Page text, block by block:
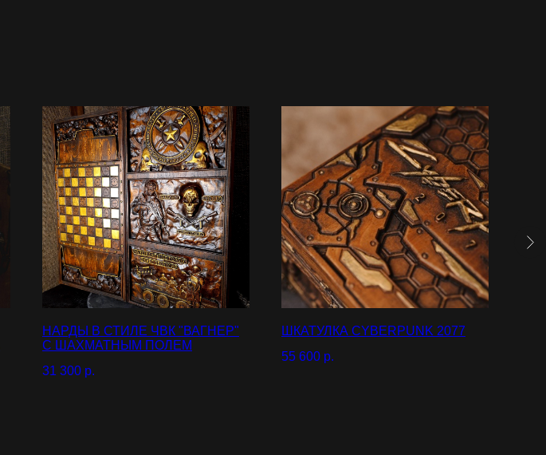
НАРДЫ В СТИЛЕ ЧВК "ВАГНЕР"
С ШАХМАТНЫМ ПОЛЕМ
31 300 р.
ШКАТУЛКА CYBERPUNK 2077
55 600 р.